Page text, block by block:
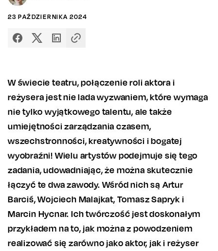
23 PAŹDZIERNIKA 2024
W świecie teatru, połączenie roli aktora i
reżysera jest nie lada wyzwaniem, które wymaga
nie tylko wyjątkowego talentu, ale także
umiejętności zarządzania czasem,
wszechstronności, kreatywności i bogatej
wyobraźni! Wielu artystów podejmuje się tego
zadania, udowadniając, że można skutecznie
łączyć te dwa zawody. Wśród nich są Artur
Barciś, Wojciech Malajkat, Tomasz Sapryk i
Marcin Hycnar. Ich twórczość jest doskonałym
przykładem na to, jak można z powodzeniem
realizować się zarówno jako aktor, jak i reżyser